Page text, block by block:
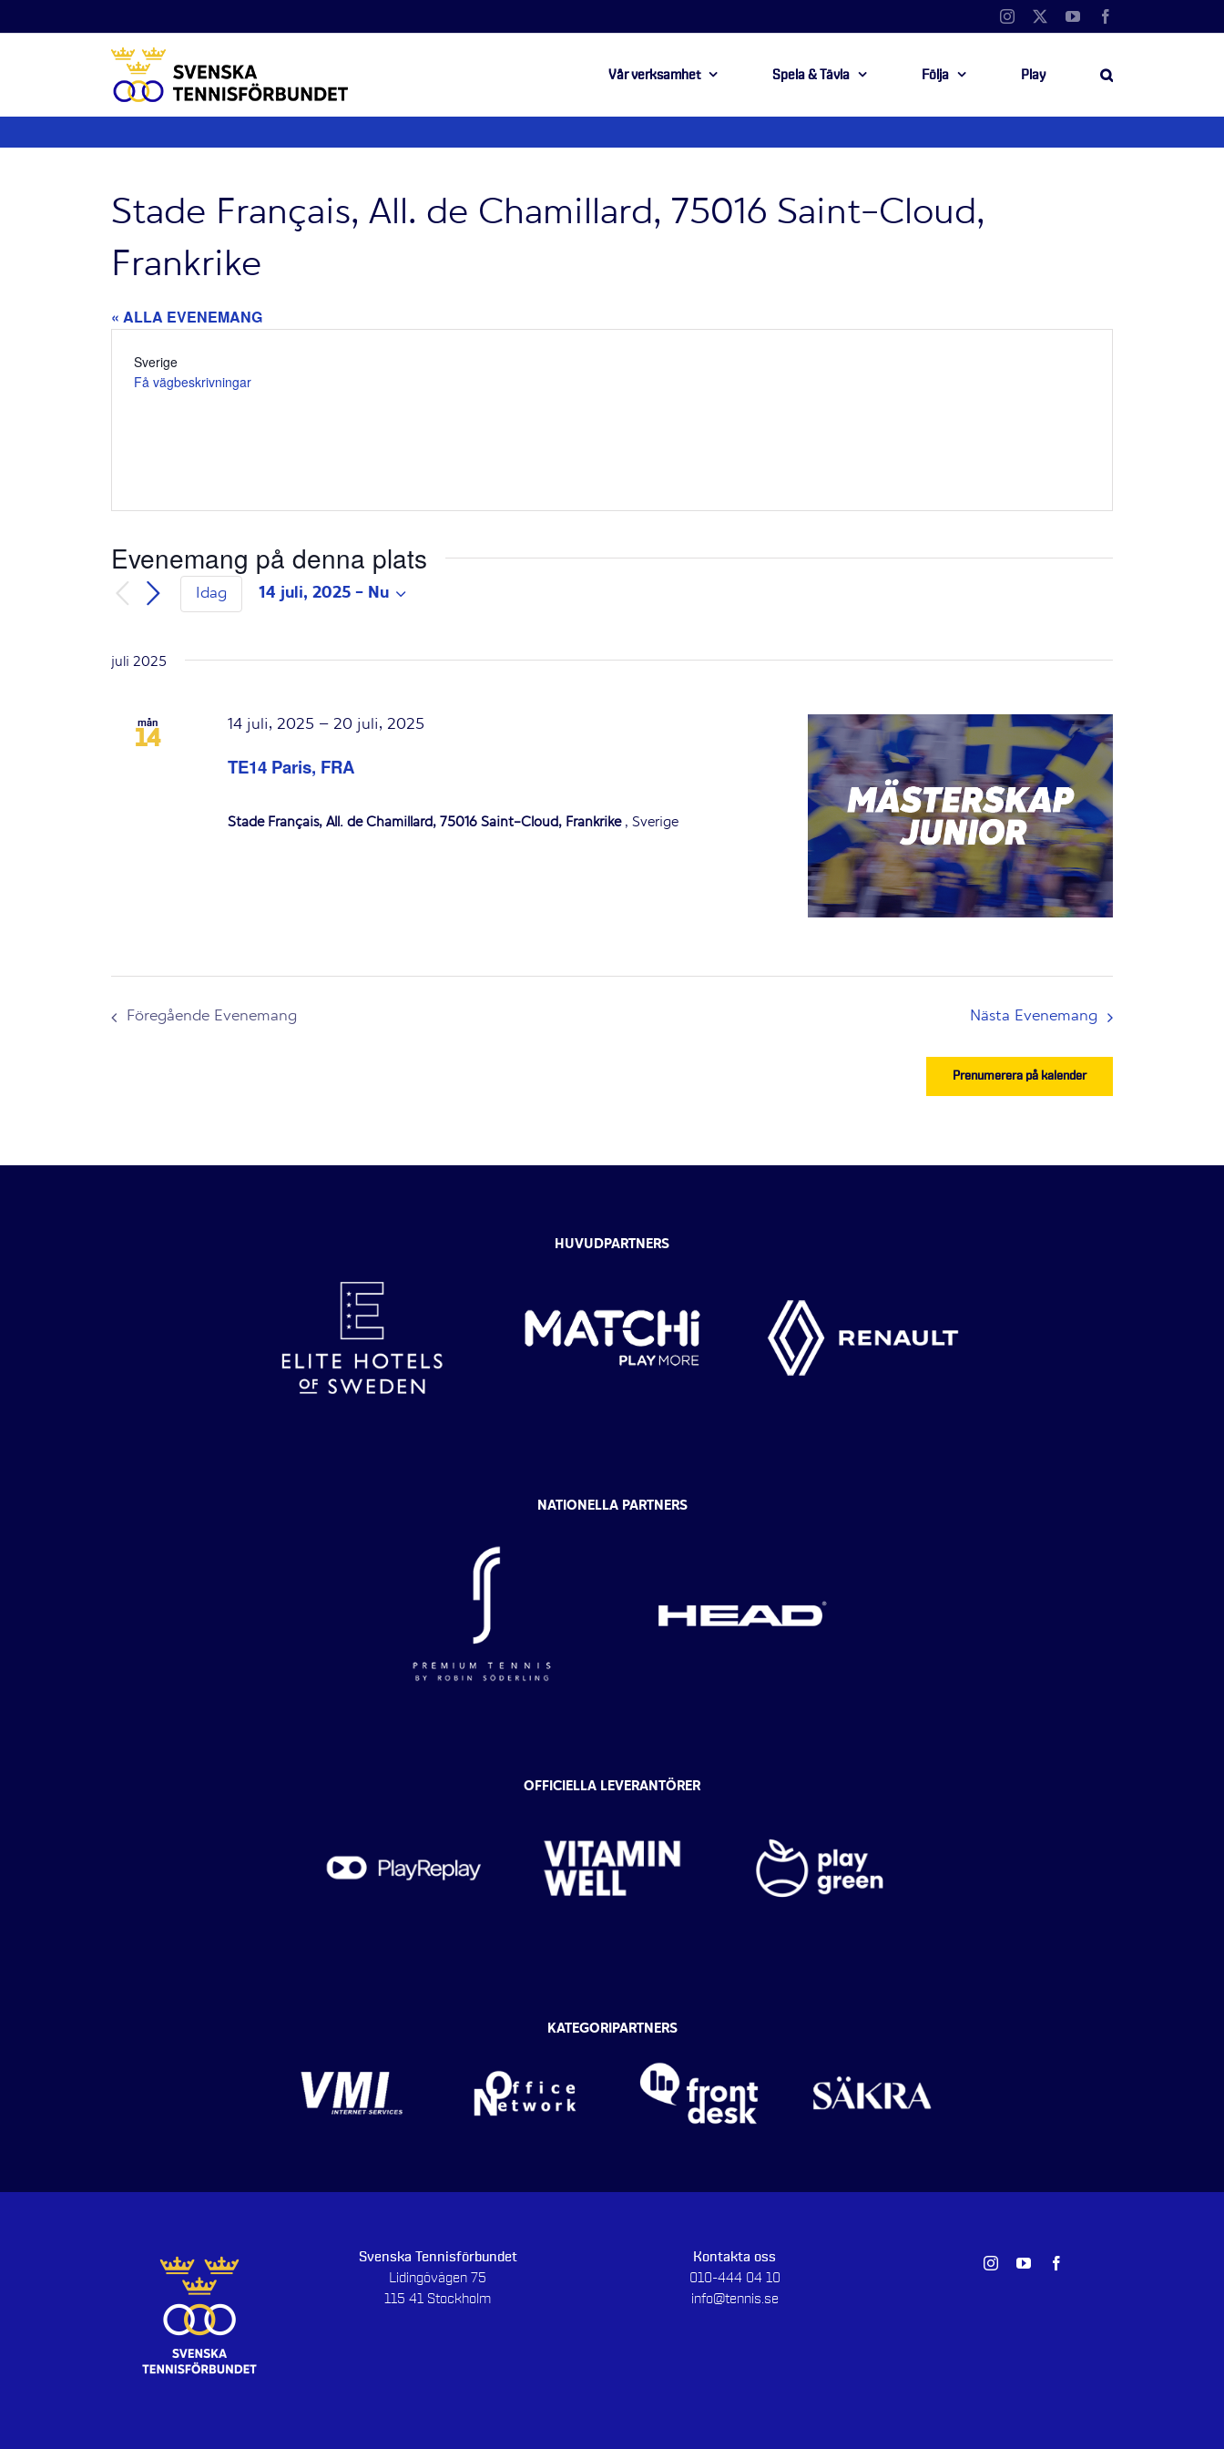
till
Instagram YouTube
Vår verksamhet Spela & Tävla Följa Play
Stade Français, All. de Chamillard, 75016 Saint-Cloud,
Frankrike
« ALLA EVENEMANG
Adress
Sverige
Få vägbeskrivningar
Evenemang på denna plats
Idag 14 juli, 2025 - Nu
juli 2025
mån
14
TE14 Paris, FRA
14 juli, 2025 – 20 juli, 2025
Stade Français, All. de Chamillard, 75016 Saint-Cloud, Frankrike, Sverige
Föregående Evenemang Nästa Evenemang
Prenumerera på kalender
HUVUDPARTNERS
NATIONELLA PARTNERS
OFFICIELLA LEVERANTÖRER
KATEGORIPARTNERS
Svenska Tennisförbundet
Lidingövägen 75
115 41 Stockholm
Kontakta oss
010-444 04 10
info@tennis.se